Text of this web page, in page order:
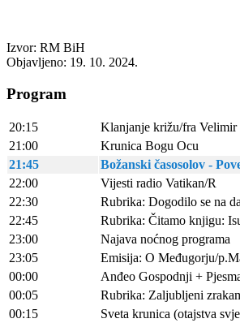
Izvor: RM BiH
Objavljeno: 19. 10. 2024.
Program
20:15
Klanjanje križu/fra Velimir
21:00
Krunica Bogu Ocu
21:45
Božanski časosolov -
22:00
Vijesti radio Vatikan/R
22:30
Rubrika: Dogodilo se na
22:45
Rubrika: Čitamo knjigu:
23:00
Najava noćnog programa
23:05
Emisija: O Međugorju/
00:00
Anđeo Gospodnji +
00:05
Rubrika: Zaljubljeni
00:15
Sveta krunica (otajstva